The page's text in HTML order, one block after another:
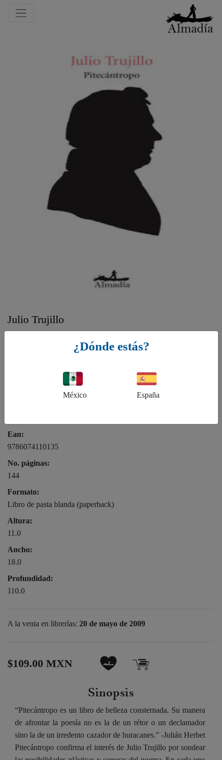
Julio Trujillo
Pitecántropo
Ean:
9786074110135
No. páginas:
144
Formato:
Libro de pasta blanda (paperback)
Altura:
11.0
Ancho:
18.0
Profundidad:
110.0
A la venta en librerías: 20 de mayo de 2009
$109.00 MXN
Sinopsis
“Pitecántropo es un libro de belleza consternada. Su manera
de afrontar la poesía no es la de un rétor o un declamador
sino la de un irredento cazador de huracanes.” -Julián Herbet
Pitecántropo confirma el interés de Julio Trujillo por sondear
¿Dónde estás?
México España